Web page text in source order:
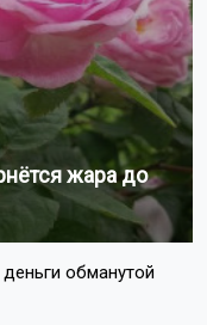
жара до
обманутой